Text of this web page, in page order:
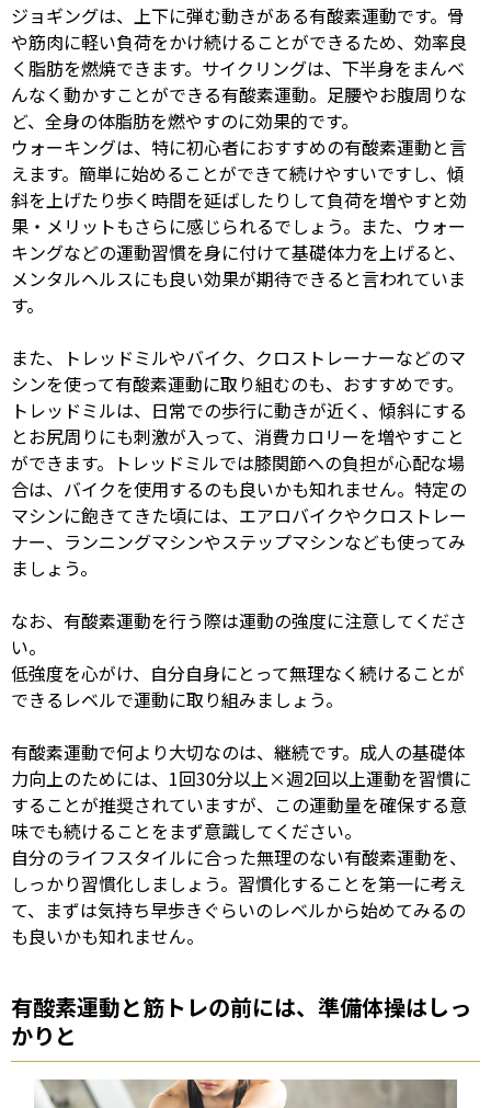
ジョギングは、上下に弾む動きがある有酸素運動です。骨
や筋肉に軽い負荷をかけ続けることができるため、効率良
く脂肪を燃焼できます。サイクリングは、下半身をまんべ
んなく動かすことができる有酸素運動。足腰やお腹周りな
ど、全身の体脂肪を燃やすのに効果的です。
ウォーキングは、特に初心者におすすめの有酸素運動と言
えます。簡単に始めることができて続けやすいですし、傾
斜を上げたり歩く時間を延ばしたりして負荷を増やすと効
果・メリットもさらに感じられるでしょう。また、ウォー
キングなどの運動習慣を身に付けて基礎体力を上げると、
メンタルヘルスにも良い効果が期待できると言われていま
す。
また、トレッドミルやバイク、クロストレーナーなどのマ
シンを使って有酸素運動に取り組むのも、おすすめです。
トレッドミルは、日常での歩行に動きが近く、傾斜にする
とお尻周りにも刺激が入って、消費カロリーを増やすこと
ができます。トレッドミルでは膝関節への負担が心配な場
合は、バイクを使用するのも良いかも知れません。特定の
マシンに飽きてきた頃には、エアロバイクやクロストレー
ナー、ランニングマシンやステップマシンなども使ってみ
ましょう。
なお、有酸素運動を行う際は運動の強度に注意してくださ
い。
低強度を心がけ、自分自身にとって無理なく続けることが
できるレベルで運動に取り組みましょう。
有酸素運動で何より大切なのは、継続です。成人の基礎体
力向上のためには、 1回30分以上 ×週2回以上運動を習慣に
することが推奨されていますが、この運動量を確保する意
味でも続けることをまず意識してください。
自分のライフスタイルに合った無理のない有酸素運動を、
しっかり習慣化しましょう。習慣化することを第一に考え
て、まずは気持ち早歩きぐらいのレベルから始めてみるの
も良いかも知れません。
有酸素運動と筋トレの前には、準備体操はしっ
かりと